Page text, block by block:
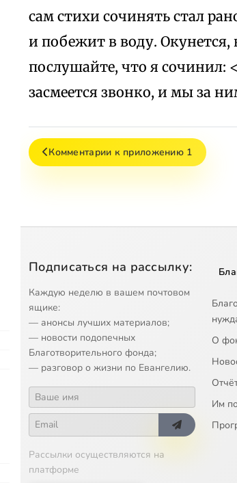
сам стихи сочинять стал
и побежит в воду. Окунется,
послушайте, что я сочинил:
засмеется звонко, и мы за
Комментарии к приложению 1
Подписаться на рассылку:
Каждую неделю в вашем почтовом
ящике:
— анонсы лучших материалов;
— новости подопечных
Благотворительного фонда;
— разговор о жизни по Евангелию.
Рассылки осуществляются на
платформе
О
Им